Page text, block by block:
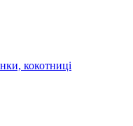
кокотниці